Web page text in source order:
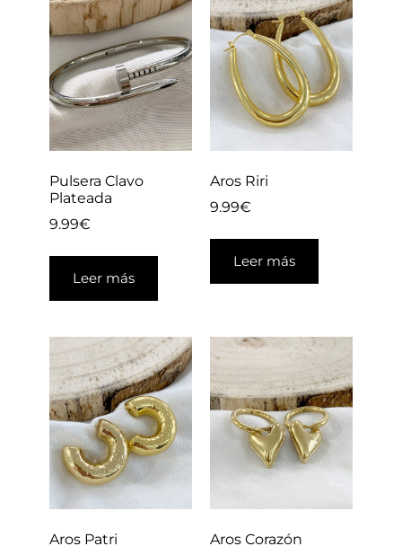
Pulsera Clavo
Plateada
9.99€
Leer más
Aros Riri
9.99€
Leer más
Aros Patri
Aros Corazón